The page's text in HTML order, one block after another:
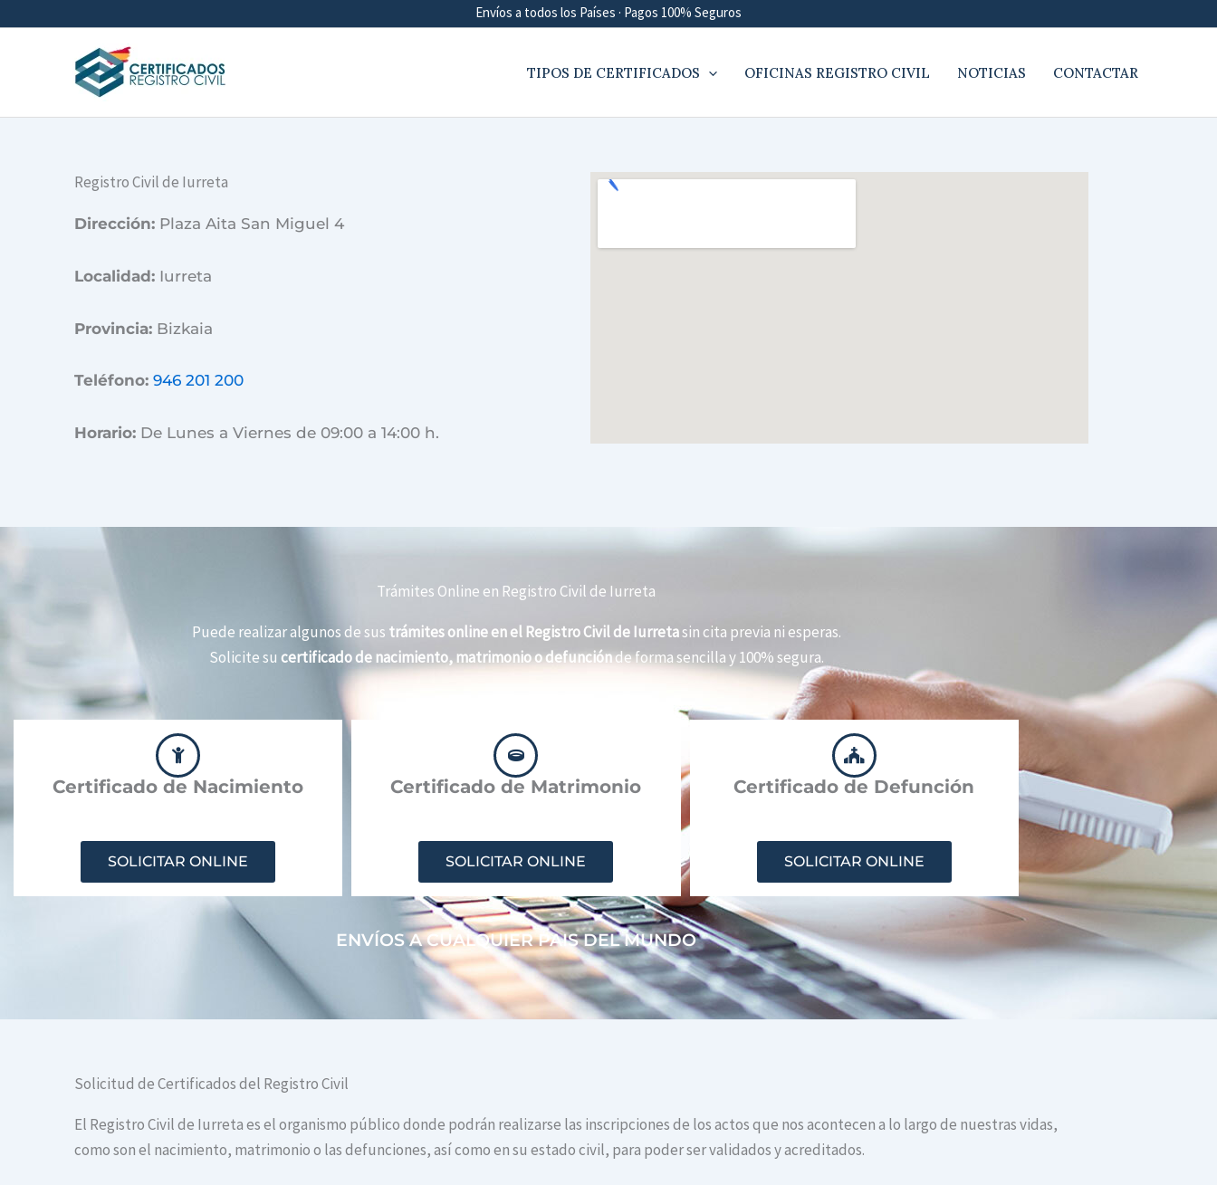
Envíos a todos los Países · Pagos 100% Seguros
TIPOS DE CERTIFICADOS OFICINAS REGISTRO CIVIL NOTICIAS CONTACTAR
Registro Civil de Iurreta
Dirección: Plaza Aita San Miguel 4
Localidad: Iurreta
Provincia: Bizkaia
Teléfono: 946 201 200
Horario: De Lunes a Viernes de 09:00 a 14:00 h.
Trámites Online en Registro Civil de Iurreta
Puede realizar algunos de sus trámites online en el Registro Civil de Iurretasin cita previa ni esperas.
Solicite su certificado de nacimiento, matrimonio o defunciónde forma sencilla y 100% segura.
Certificado de Nacimiento
SOLICITAR ONLINE
Certificado de Matrimonio
SOLICITAR ONLINE
Certificado de Defunción
SOLICITAR ONLINE
ENVÍOS A CUALQUIER PAIS DEL MUNDO
Solicitud de Certificados del Registro Civil
El Registro Civil de Iurreta es el organismo público donde podrán realizarse las inscripciones de los actos que nos acontecen a lo largo de nuestras vidas,
como son el nacimiento, matrimonio o las defunciones, así como en su estado civil, para poder ser validados y acreditados.